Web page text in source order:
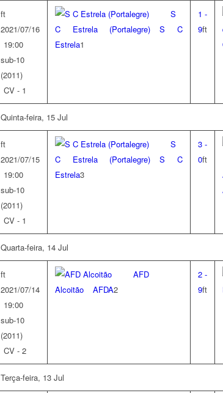
ft
2021/07/16
19:00
sub-10
(2011)
CV - 1
S
C Estrela (Portalegre)
S C
Estrela1
1 -
9ft
Quinta-feira, 15 Jul
ft
2021/07/15
19:00
sub-10
(2011)
CV - 1
S
C Estrela (Portalegre)
S C
Estrela3
3 -
0ft
Quarta-feira, 14 Jul
ft
2021/07/14
19:00
sub-10
(2011)
CV - 2
AFD
Alcoitão
AFDA2
2 -
9ft
Terça-feira, 13 Jul